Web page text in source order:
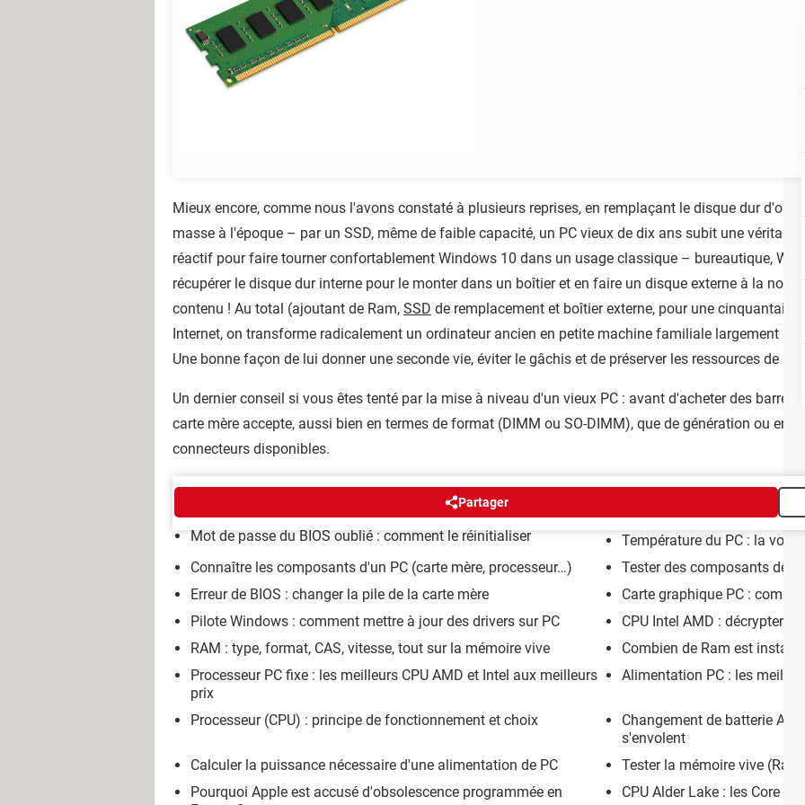
Mieux encore, comme nous l'avons constaté à plusieurs reprises, en remplaçant le disque dur
masse à l'époque – par un SSD, même de faible capacité, un PC vieux de dix ans subit une véritable
réactif pour faire tourner confortablement Windows 10 dans un usage classique – bureautique,
récupérer le disque dur interne pour le monter dans un boîtier et en faire un disque externe à la norme
contenu ! Au total (ajoutant de Ram, SSD de remplacement et boîtier externe, pour une cinquantaine
Internet, on transforme radicalement un ordinateur ancien en petite machine familiale largement
Une bonne façon de lui donner une seconde vie, éviter le gâchis et de préserver les ressources de la
Un dernier conseil si vous êtes tenté par la mise à niveau d'un vieux PC : avant d'acheter des
carte mère accepte, aussi bien en termes de format (DIMM ou SO-DIMM), que de génération ou
connecteurs disponibles.
Partager
GUIDE COMPOSANTS
Mot de passe du BIOS oublié : comment le réinitialiser
Température du PC : la voir
Connaître les composants d'un PC (carte mère, processeur…)
Tester des composants de
Erreur de BIOS : changer la pile de la carte mère
Carte graphique PC :
Pilote Windows : comment mettre à jour des drivers sur PC
CPU Intel AMD : décrypter
RAM : type, format, CAS, vitesse, tout sur la mémoire vive
Combien de Ram est
Processeur PC fixe : les meilleurs CPU AMD et Intel aux meilleurs
prix
Alimentation PC : les
Processeur (CPU) : principe de fonctionnement et choix
Changement de batterie
s'envolent
Calculer la puissance nécessaire d'une alimentation de PC
Tester la mémoire vive
Pourquoi Apple est accusé d'obsolescence programmée en
CPU Alder Lake : les Core